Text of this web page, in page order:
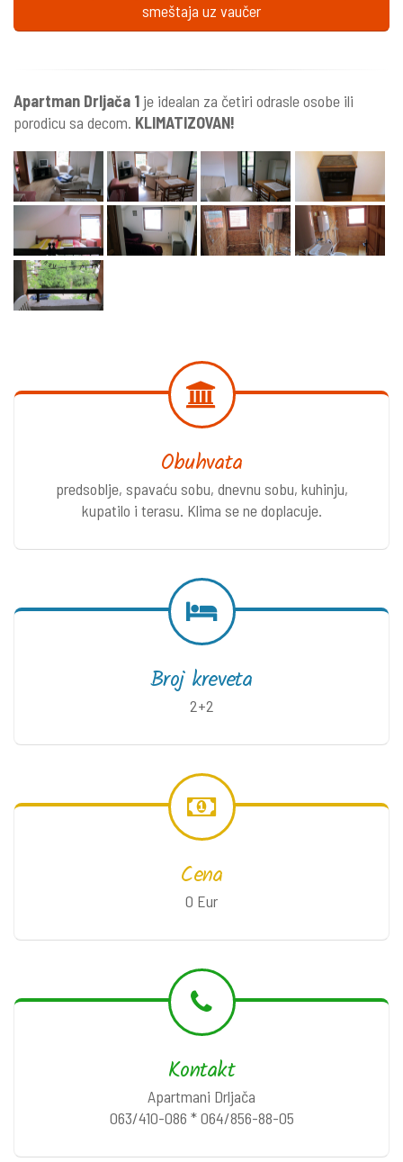
smeštaja uz vaučer
Apartman Drljača 1 je idealan za četiri odrasle osobe ili
porodicu sa decom. KLIMATIZOVAN!
Obuhvata
predsoblje, spavaću sobu, dnevnu sobu, kuhinju,
kupatilo i terasu. Klima se ne doplacuje.
Broj kreveta
2+2
Cena
0 Eur
Kontakt
Apartmani Drljača
063/410-086 * 064/856-88-05